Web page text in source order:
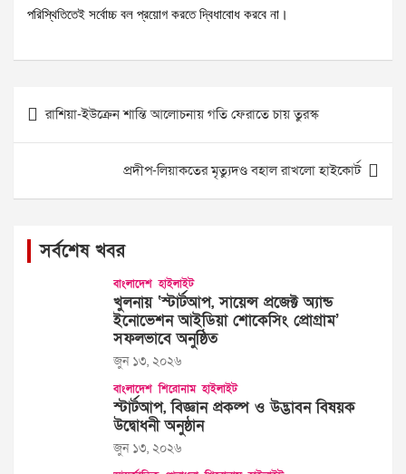
পরিস্থিতিতেই সর্বোচ্চ বল প্রয়োগ করতে দ্বিধাবোধ করবে না।
Post
navigation
রাশিয়া-ইউক্রেন শান্তি আলোচনায় গতি ফেরাতে চায় তুরস্ক
প্রদীপ-লিয়াকতের মৃত্যুদণ্ড বহাল রাখলো হাইকোর্ট
সর্বশেষ খবর
বাংলাদেশ হাইলাইট
খুলনায় ‘স্টার্টআপ, সায়েন্স প্রজেক্ট অ্যান্ড
ইনোভেশন আইডিয়া শোকেসিং প্রোগ্রাম’
সফলভাবে অনুষ্ঠিত
জুন ১৩, ২০২৬
বাংলাদেশ শিরোনাম হাইলাইট
স্টার্টআপ, বিজ্ঞান প্রকল্প ও উদ্ভাবন বিষয়ক
উদ্বোধনী অনুষ্ঠান
জুন ১৩, ২০২৬